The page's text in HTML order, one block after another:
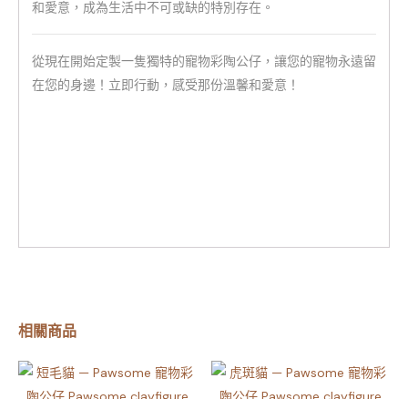
和愛意，成為生活中不可或缺的特別存在。
從現在開始定製一隻獨特的寵物彩陶公仔，讓您的寵物永遠留
在您的身邊！立即行動，感受那份溫馨和愛意！
相關商品